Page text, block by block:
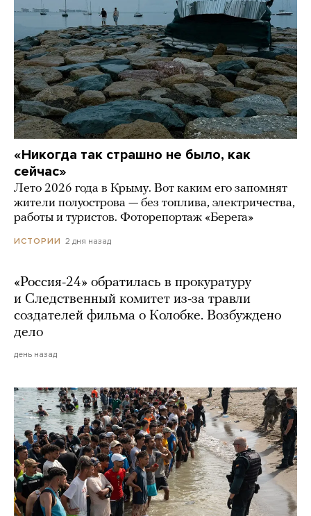
«Никогда так страшно не было, как
сейчас»
Лето 2026 года в Крыму. Вот каким его запомнят
жители полуострова — без топлива, электричества,
работы и туристов. Фоторепортаж «Берега»
ИСТОРИИ 2 дня назад
«Россия-24» обратилась в прокуратуру
и Следственный комитет из-за травли
создателей фильма о Колобке. Возбуждено
дело
день назад